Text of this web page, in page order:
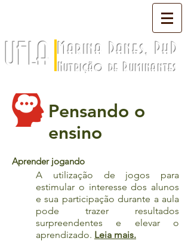
Nutrição de Ruminantes
UFLA Marina Danes, PhD
Pensando o
ensino
Aprender jogando
A utilização de jogos para
estimular o interesse dos alunos
e sua participação durante a aula
pode trazer resultados
surpreendentes e elevar o
aprendizado. Leia mais.